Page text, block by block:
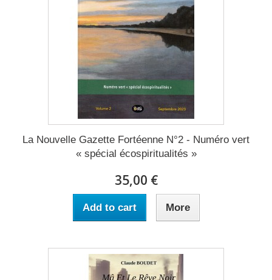
La Nouvelle Gazette Fortéenne N°2 - Numéro vert
« spécial écospiritualités »
35,00 €
Add to cart More